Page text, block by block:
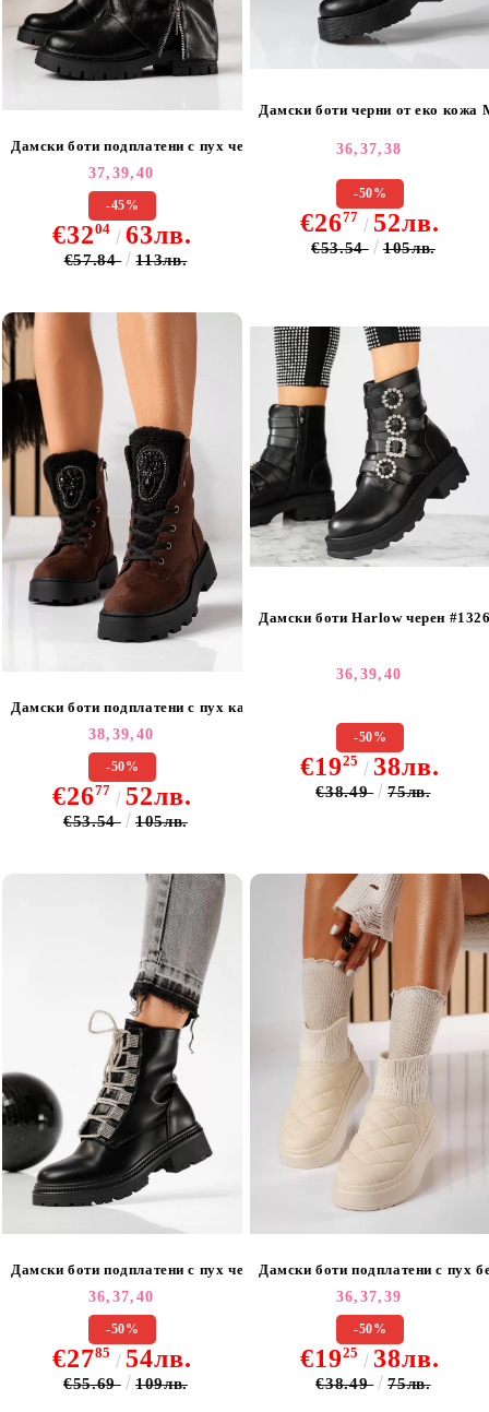
Дамски боти подплатени с пух черни от еко кожа Clover #23051
37, 39, 40
-45%
€3204 63лв.
€57.84 113лв.
Дамски боти черни от еко кожа
36, 37, 38
-50%
€2677 52лв.
€53.54 105лв.
Дамски боти подплатени с пух кафяви от обърната еко кожа Clara
38, 39, 40
-50%
€2677 52лв.
€53.54 105лв.
Дамски боти Harlow черен
36, 39, 40
-50%
€1925 38лв.
€38.49 75лв.
Дамски боти подплатени с пух черни от еко кожа Mia #22669
36, 37, 40
-50%
€2785 54лв.
€55.69 109лв.
Дамски боти подплатени с пух
36, 37, 39
-50%
€1925 38лв.
€38.49 75лв.